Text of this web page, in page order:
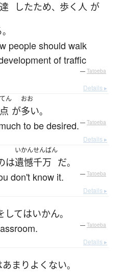
したため、 歩く 人 が
。
people should walk
of traffic
— Tatoeba
Details ▸
てん
点 が
おお
多い。
to be desired. — Tatoeba
Details ▸
は
いかんせんばん
遺憾千万 だ。
don't know it. — Tatoeba
Details ▸
してはいかん。
— Tatoeba
Details ▸
あまり よくない。